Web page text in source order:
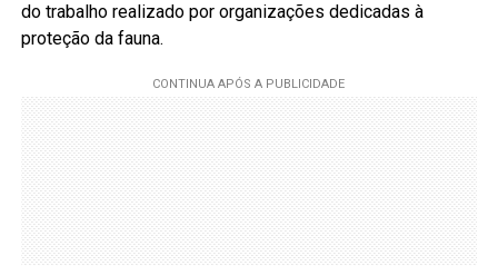
do trabalho realizado por organizações dedicadas à
proteção da fauna.